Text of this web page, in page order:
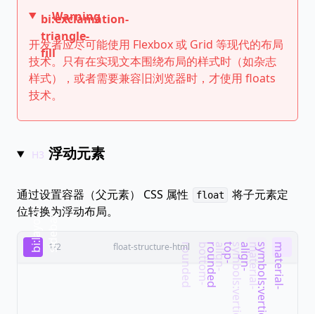
bi:exclamation-
triangle-
fill
Warning
开发者应尽可能使用 Flexbox 或 Grid 等现代的布局
技术。只有在实现文本围绕布局的样式时（如杂志
样式），或者需要兼容旧浏览器时，才使用 floats
技术。
浮动元素
通过设置容器（父元素） CSS 属性 float
将子元素定
位转换为浮动布局。
b
i
:
l
a
y
ou
t
-
s
i
d
e
b
ar
1/2 float-structure-html m
a
t
e
r
i
a
l
-
s
y
m
b
o
l
s
:
v
e
r
t
i
c
a
l
-
a
l
i
g
n
-
b
o
t
t
o
m
-
r
o
u
n
d
e
d m
a
t
e
r
i
a
l
-
s
y
m
b
o
l
s
:
v
e
r
t
i
c
a
l
-
a
l
i
g
n
-
t
o
p
-
r
o
u
n
d
e
d